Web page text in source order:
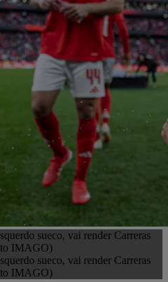
sueco, vai render Carreras
IMAGO)
sueco, vai render Carreras
IMAGO)